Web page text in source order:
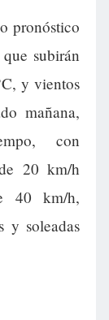
pronóstico
subirán
y vientos
mañana,
con
20 km/h
40 km/h,
y soleadas